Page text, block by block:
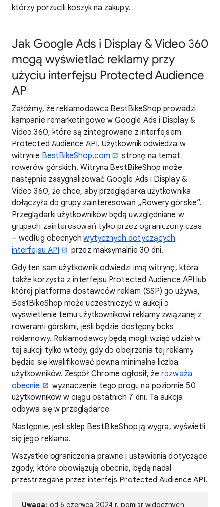
którzy porzucili koszyk na zakupy.
Jak Google Ads i Display & Video 360
mogą wyświetlać reklamy przy
użyciu interfejsu Protected Audience
API
Załóżmy, że reklamodawca BestBikeShop prowadzi
kampanie remarketingowe w Google Ads i Display &
Video 360, które są zintegrowane z interfejsem
Protected Audience API. Użytkownik odwiedza w
witrynie BestBikeShop.com
stronę na temat
rowerów górskich. Witryna BestBikeShop może
następnie zasygnalizować Google Ads i Display &
Video 360, że chce, aby przeglądarka użytkownika
dołączyła do grupy zainteresowań „Rowery górskie”.
Przeglądarki użytkowników będą uwzględniane w
grupach zainteresowań tylko przez ograniczony czas
– według obecnychwytycznych dotyczących
interfejsu API
przez maksymalnie 30 dni.
Gdy ten sam użytkownik odwiedzi inną witrynę, która
także korzysta z interfejsu Protected Audience API lub
której platforma dostawców reklam (SSP) go używa,
BestBikeShop może uczestniczyć w aukcji o
wyświetlenie temu użytkownikowi reklamy związanej z
rowerami górskimi, jeśli będzie dostępny boks
reklamowy. Reklamodawcy będą mogli wziąć udział w
tej aukcji tylko wtedy, gdy do obejrzenia tej reklamy
będzie się kwalifikować pewna minimalna liczba
użytkowników. Zespół Chrome ogłosił, żerozważa
obecnie
wyznaczenie tego progu na poziomie 50
użytkowników w ciągu ostatnich 7 dni. Ta aukcja
odbywa się w przeglądarce.
Następnie, jeśli sklep BestBikeShop ją wygra, wyświetli
się jego reklama.
Wszystkie ograniczenia prawne i ustawienia dotyczące
zgody, które obowiązują obecnie, będą nadal
przestrzegane przez interfejs Protected Audience API.
Uwaga: od 6 czerwca 2024 r. pomiar widocznych